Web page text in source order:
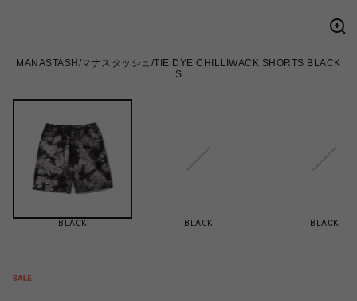
MANASTASH/マナスタッシュ/TIE DYE CHILLIWACK SHORTS BLACK
S
BLACK BLACK BLACK